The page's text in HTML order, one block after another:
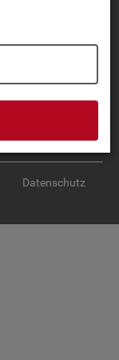
Datenschutz